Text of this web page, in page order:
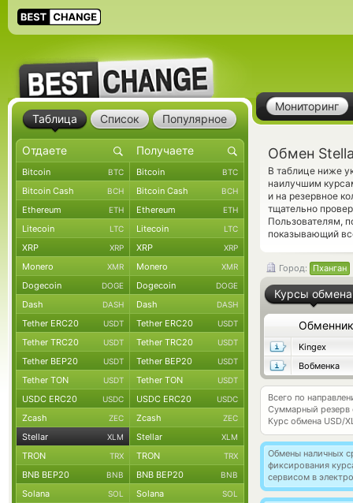
Мониторинг
Обмен
В таблице ниже
наилучшим
и на резервное
тщательно
Пользователям,
показывающий
Город: Пханган
Курсы обмена
Обменник
Kingex
Вобменка
Всего по
Суммарный резерв
Курс обмена USD/
Обмены наличных
фиксирования
сервисом в
Таблица Список Популярное
Bitcoin BTC Bitcoin BTC
Bitcoin Cash BCH Bitcoin Cash BCH
Ethereum ETH Ethereum ETH
Litecoin LTC Litecoin LTC
XRP XRP XRP XRP
Monero XMR Monero XMR
Dogecoin DOGE Dogecoin DOGE
Dash DASH Dash DASH
Tether ERC20 USDT Tether ERC20 USDT
Tether TRC20 USDT Tether TRC20 USDT
Tether BEP20 USDT Tether BEP20 USDT
Tether TON USDT Tether TON USDT
USDC ERC20 USDC USDC ERC20 USDC
Zcash ZEC Zcash ZEC
Stellar XLM Stellar XLM
TRON TRX TRON TRX
BNB BEP20 BNB BNB BEP20 BNB
Solana SOL Solana SOL